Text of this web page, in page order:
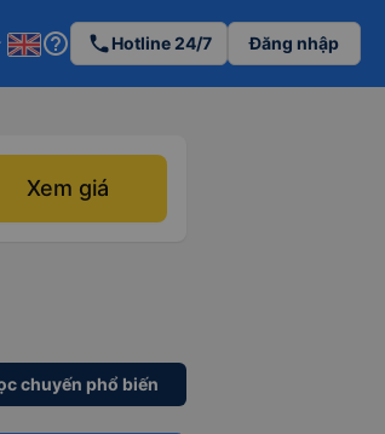
help_outline phoneHotline 24/7 Đăng nhập
Xem giá
chuyến phổ biến